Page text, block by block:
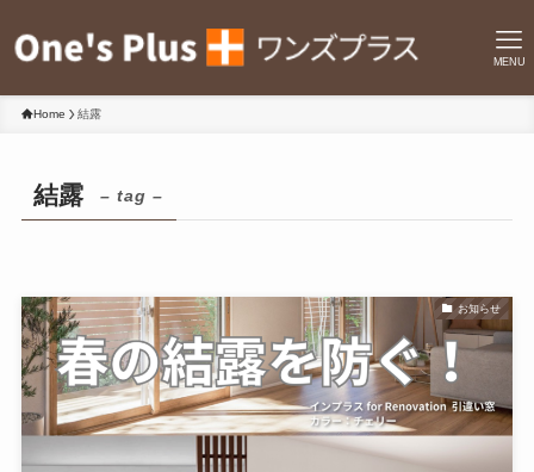
MENU
Home 結露
結露 – tag –
お知らせ